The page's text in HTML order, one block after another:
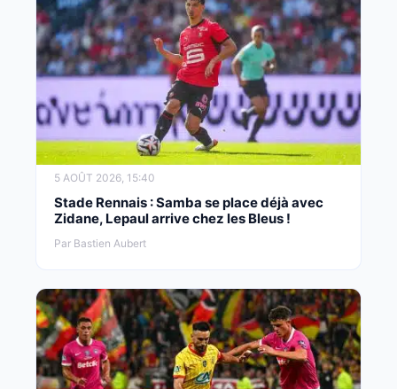
5 AOÛT 2026, 15:40
Stade Rennais : Samba se place déjà avec
Zidane, Lepaul arrive chez les Bleus !
Par Bastien Aubert